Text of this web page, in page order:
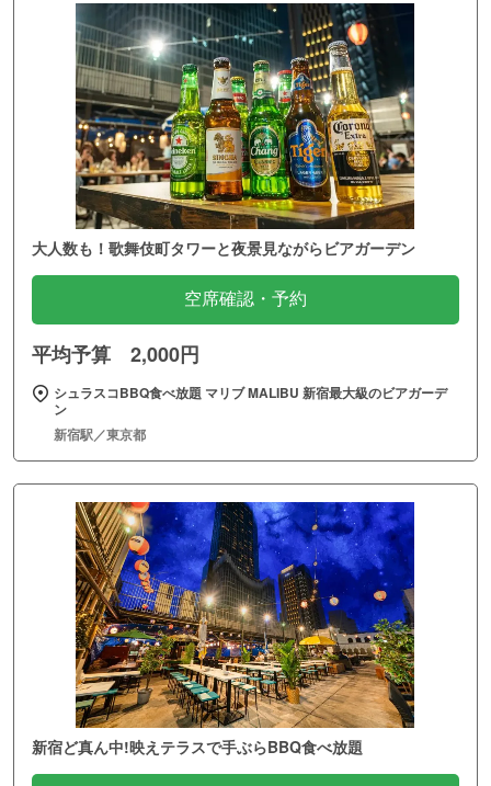
大人数も！歌舞伎町タワーと夜景見ながらビアガーデン
空席確認・予約
平均予算 2,000円
シュラスコBBQ食べ放題 マリブ MALIBU 新宿最大級のビアガーデ
ン
新宿駅／東京都
新宿ど真ん中!映えテラスで手ぶらBBQ食べ放題